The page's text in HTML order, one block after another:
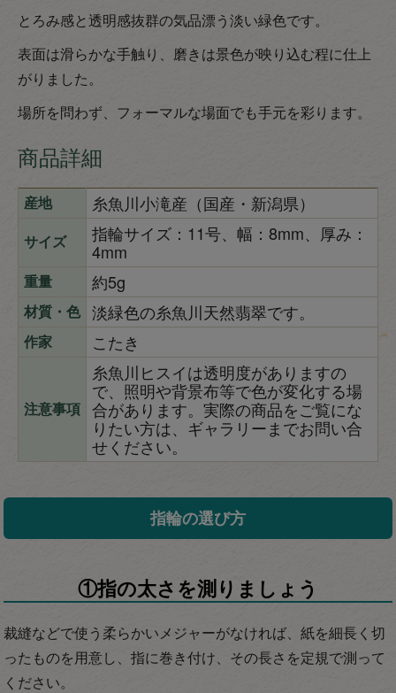
とろみ感と透明感抜群の気品漂う淡い緑色です。
表面は滑らかな手触り、磨きは景色が映り込む程に仕上
がりました。
場所を問わず、フォーマルな場面でも手元を彩ります。
商品詳細
産地 糸魚川小滝産（国産・新潟県）
サイズ
指輪サイズ：11号、幅：8mm、厚み：
4mm
重量 約5g
材質・色 淡緑色の糸魚川天然翡翠です。
作家 こたき
注意事項
糸魚川ヒスイは透明度がありますの
で、照明や背景布等で色が変化する場
合があります。実際の商品をご覧にな
りたい方は、ギャラリーまでお問い合
せください。
指輪の選び方
①指の太さを測りましょう
裁縫などで使う柔らかいメジャーがなければ、紙を細長く切
ったものを用意し、指に巻き付け、その長さを定規で測って
ください。